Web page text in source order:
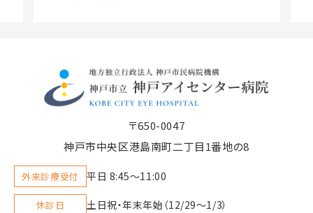
〒650-0047
神戸市中央区港島南町二丁目1番地の8
外来診療受付 平日 8:45〜11:00
休診日 土日祝・年末年始（12/29～1/3）